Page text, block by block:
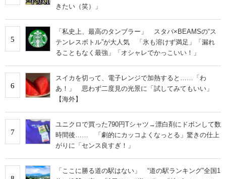
きたい（笑）」
5
「私史上、最高のタンブラー」 スタバ×BEAMSの“ス
テンレスボトル”が大人気 「氷も溶けず満足」「漏れ
ることもなく最強」「オシャレでかっこいい！」
6
スイカを切って、電子レンジで加熱すると……「わ
あ！」 思わず二度見の光景に「試してみてもいい」
【海外】
7
ユニクロで買った790円Tシャツ→漂白剤にドボンして数
時間後…… 「劇的にカッコよくなっとる」驚きの仕上
がりに「センス良すぎ！」
「ここに勝る道の駅はない」 “道の駅ランキング”全国1